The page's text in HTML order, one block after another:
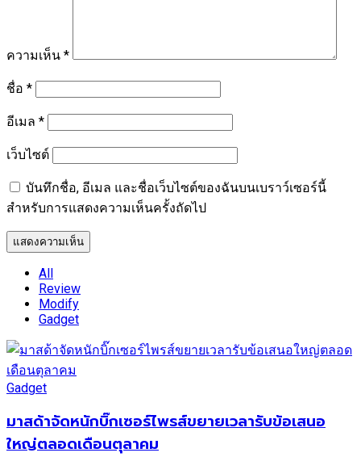
ความเห็น *
ชื่อ *
อีเมล *
เว็บไซต์
บันทึกชื่อ, อีเมล และชื่อเว็บไซต์ของฉันบนเบราว์เซอร์นี้
สำหรับการแสดงความเห็นครั้งถัดไป
All
Review
Modify
Gadget
Gadget
มาสด้าจัดหนักบิ๊กเซอร์ไพรส์ขยายเวลารับข้อเสนอ
ใหญ่ตลอดเดือนตุลาคม